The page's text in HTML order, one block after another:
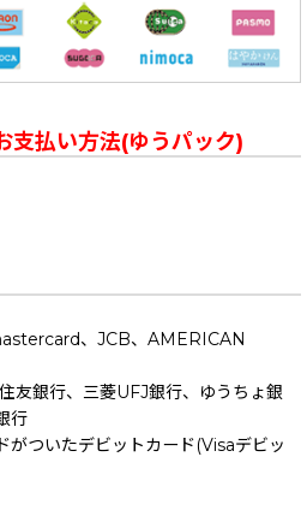
支払い方法(ゆうパック)
、JCB、AMERICAN
友銀行、三菱UFJ銀行、ゆうちょ銀
行
がついたデビットカード(Visaデビッ